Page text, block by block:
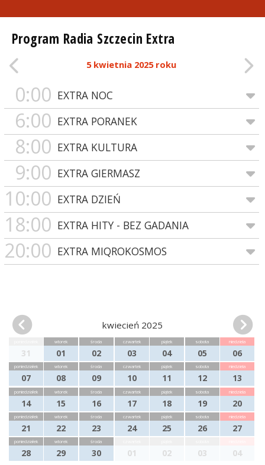
Program Radia Szczecin Extra
5 kwietnia 2025 roku
0:00 EXTRA NOC
6:00 EXTRA PORANEK
8:00 EXTRA KULTURA
9:00 EXTRA GIERMASZ
10:00 EXTRA DZIEŃ
18:00 EXTRA HITY - BEZ GADANIA
20:00 EXTRA MIQROKOSMOS
kwiecień 2025
31
wtorek
01
środa
02
czwartek
03
piątek
04
sobota
05
niedziela
06
poniedziałek
07
wtorek
08
środa
09
czwartek
10
piątek
11
sobota
12
niedziela
13
poniedziałek
14
wtorek
15
środa
16
czwartek
17
piątek
18
sobota
19
niedziela
20
poniedziałek
21
wtorek
22
środa
23
czwartek
24
piątek
25
sobota
26
niedziela
27
poniedziałek
28
wtorek
29
środa
30 01 02 03 04